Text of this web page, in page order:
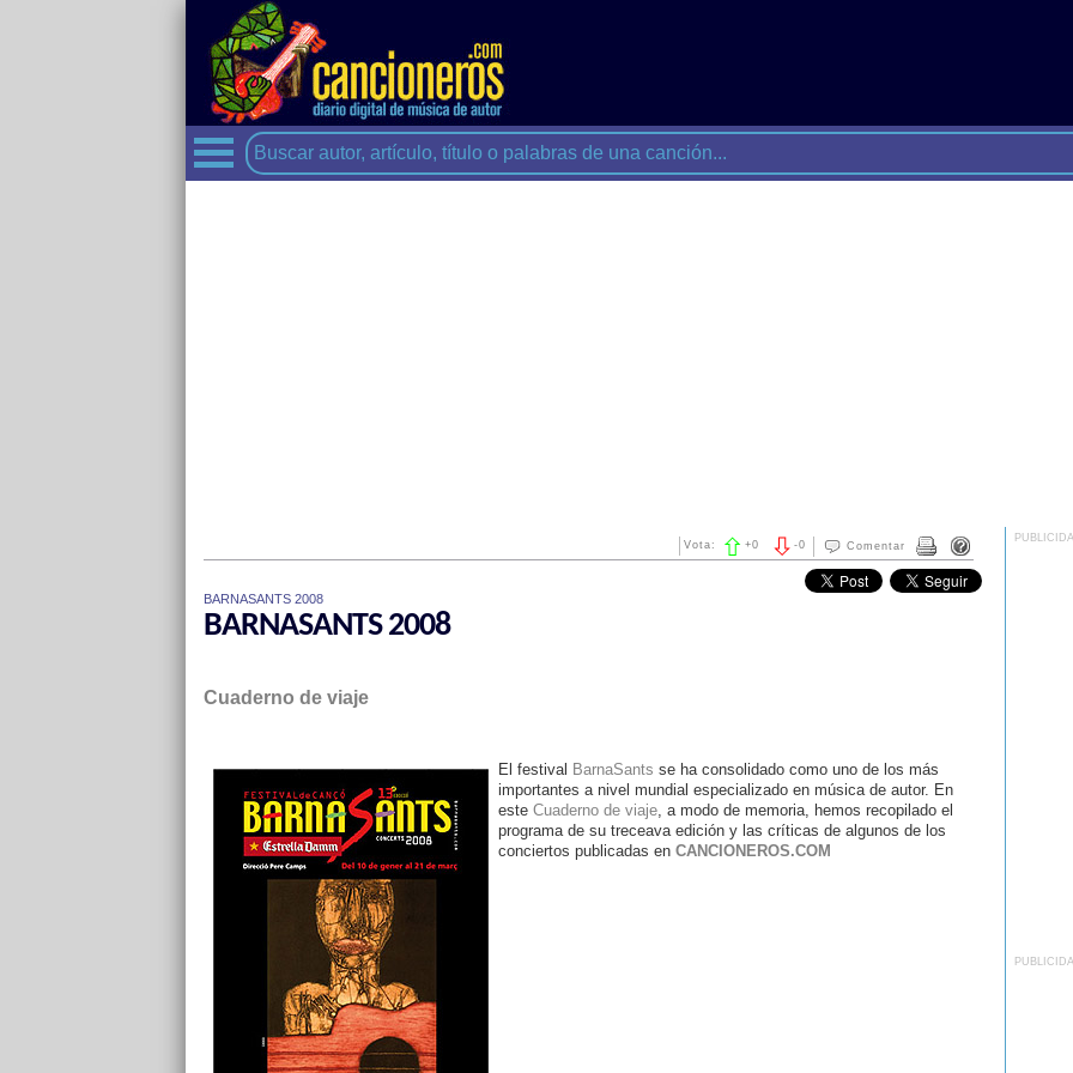
Comentar
-0
Vota: +0
BARNASANTS 2008
BARNASANTS 2008
Cuaderno de viaje
El festival BarnaSants se ha consolidado como uno de los más
importantes a nivel mundial especializado en música de autor. En
este Cuaderno de viaje, a modo de memoria, hemos recopilado el
programa de su treceava edición y las críticas de algunos de los
conciertos publicadas en CANCIONEROS.COM